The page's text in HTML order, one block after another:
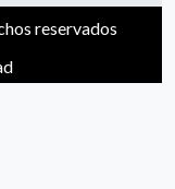
reservados